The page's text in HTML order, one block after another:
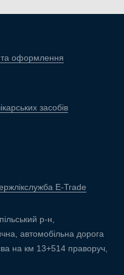
та оформлення
засобів
E-Trade
р-н,
автомобільна дорога
на км 13+514 праворуч,